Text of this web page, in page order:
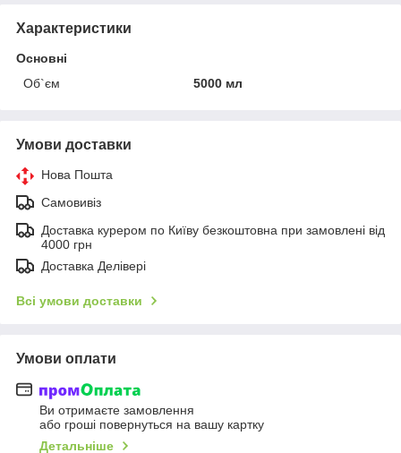
Характеристики
Основні
Об`єм
5000 мл
Умови доставки
Нова Пошта
Самовивіз
Доставка курером по Київу безкоштовна при замовлені від
4000 грн
Доставка Делівері
Всі умови доставки
Умови оплати
Ви отримаєте замовлення
або гроші повернуться на вашу картку
Детальніше